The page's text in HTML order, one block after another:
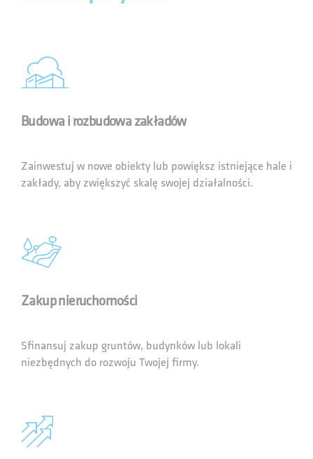
Budowa i rozbudowa zakładów
Zainwestuj w nowe obiekty lub powiększ istniejące hale i
zakłady, aby zwiększyć skalę swojej działalności.
Zakup nieruchomości
Sfinansuj zakup gruntów, budynków lub lokali
niezbędnych do rozwoju Twojej firmy.